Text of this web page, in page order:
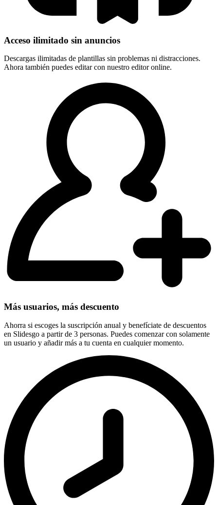
Acceso ilimitado sin anuncios
Descargas ilimitadas de plantillas sin problemas ni distracciones.
Ahora también puedes editar con nuestro editor online.
Más usuarios, más descuento
Ahorra si escoges la suscripción anual y benefíciate de descuentos
en Slidesgo a partir de 3 personas. Puedes comenzar con solamente
un usuario y añadir más a tu cuenta en cualquier momento.